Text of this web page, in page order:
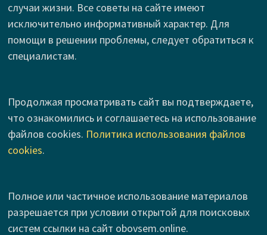
случаи жизни. Все советы на сайте имеют
исключительно информативный характер. Для
помощи в решении проблемы, следует обратиться к
специалистам.
Продолжая просматривать сайт вы подтверждаете,
что ознакомились и соглашаетесь на использование
файлов cookies. Политика использования файлов
cookies.
Полное или частичное использование материалов
разрешается при условии открытой для поисковых
систем ссылки на сайт obovsem.online.